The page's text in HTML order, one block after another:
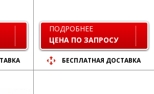
ПОДРОБНЕЕ
ЦЕНА ПО ЗАПРОСУ
БЕСПЛАТНАЯ ДОСТАВКА